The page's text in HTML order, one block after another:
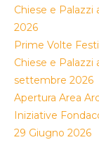
Chiese e Palazzi
2026
Prime Volte
Chiese e Palazzi
settembre 2026
Apertura Area
Iniziative
29 Giugno 2026